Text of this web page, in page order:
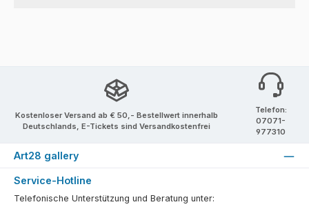
Kostenloser Versand ab € 50,- Bestellwert innerhalb
Deutschlands, E-Tickets sind Versandkostenfrei
Telefon:
07071-
977310
Art28 gallery
Service-Hotline
Telefonische Unterstützung und Beratung unter: